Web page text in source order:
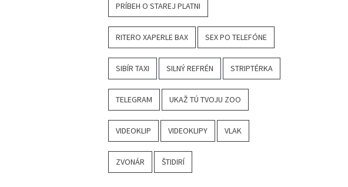
PRÍBEH O STAREJ PLATNI
RITERO XAPERLE BAX SEX PO TELEFÓNE
SIBÍR TAXI SILNÝ REFRÉN STRIPTÉRKA
TELEGRAM UKAŽ TÚ TVOJU ZOO
VIDEOKLIP VIDEOKLIPY VLAK
ZVONÁR ŠTIDIRÍ